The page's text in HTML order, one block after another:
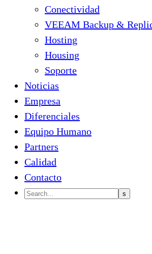
Conectividad
VEEAM Backup &
Hosting
Housing
Soporte
Noticias
Empresa
Diferenciales
Equipo Humano
Partners
Calidad
Contacto